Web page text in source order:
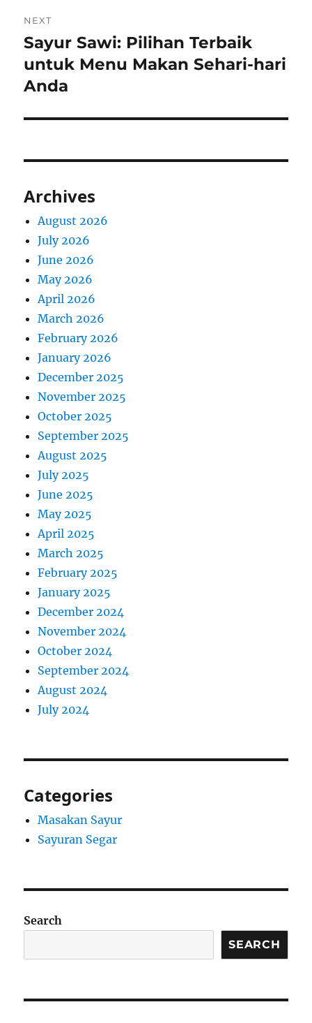
NEXT
Next
post:
Sayur Sawi: Pilihan Terbaik
untuk Menu Makan Sehari-hari
Anda
Archives
August 2026
July 2026
June 2026
May 2026
April 2026
March 2026
February 2026
January 2026
December 2025
November 2025
October 2025
September 2025
August 2025
July 2025
June 2025
May 2025
April 2025
March 2025
February 2025
January 2025
December 2024
November 2024
October 2024
September 2024
August 2024
July 2024
Categories
Masakan Sayur
Sayuran Segar
Search
SEARCH